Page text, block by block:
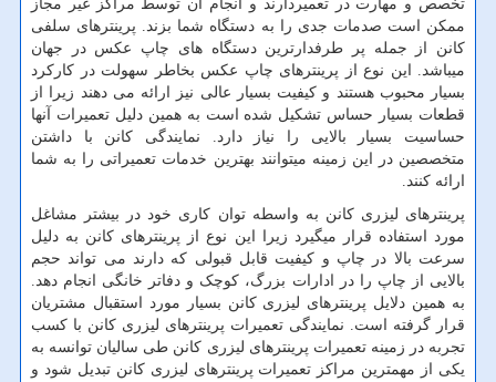
تخصص و مهارت در تعمیردارند و انجام آن توسط مراکز غیر مجاز
ممکن است صدمات جدی را به دستگاه شما بزند. پرینترهای سلفی
کانن از جمله پر طرفدارترین دستگاه های چاپ عکس در جهان
میباشد. این نوع از پرینترهای چاپ عکس بخاطر سهولت در کارکرد
بسیار محبوب هستند و کیفیت بسیار عالی نیز ارائه می دهند زیرا از
قطعات بسیار حساس تشکیل شده است به همین دلیل تعمیرات آنها
حساسیت بسیار بالایی را نیاز دارد. نمایندگی کانن با داشتن
متخصصین در این زمینه میتوانند بهترین خدمات تعمیراتی را به شما
ارائه کنند.
پرینترهای لیزری کانن به واسطه توان کاری خود در بیشتر مشاغل
مورد استفاده قرار میگیرد زیرا این نوع از پرینترهای کانن به دلیل
سرعت بالا در چاپ و کیفیت قابل قبولی که دارند می تواند حجم
بالایی از چاپ را در ادارات بزرگ، کوچک و دفاتر خانگی انجام دهد.
به همین دلایل پرینترهای لیزری کانن بسیار مورد استقبال مشتریان
قرار گرفته است. نمایندگی تعمیرات پرینترهای لیزری کانن با کسب
تجربه در زمینه تعمیرات پرینترهای لیزری کانن طی سالیان توانسه به
یکی از مهمترین مراکز تعمیرات پرینترهای لیزری کانن تبدیل شود و